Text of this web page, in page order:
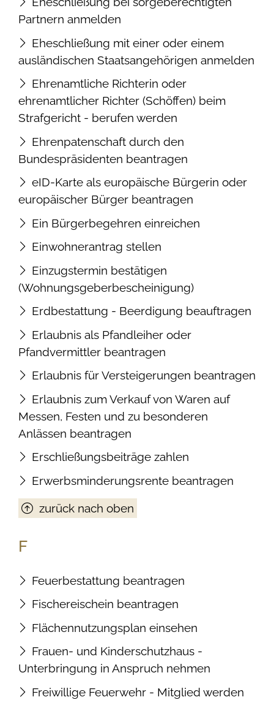
Partnern anmelden
Eheschließung mit einer oder einem
ausländischen Staatsangehörigen anmelden
Ehrenamtliche Richterin oder
ehrenamtlicher Richter (Schöffen) beim
Strafgericht - berufen werden
Ehrenpatenschaft durch den
Bundespräsidenten beantragen
eID-Karte als europäische Bürgerin oder
europäischer Bürger beantragen
Ein Bürgerbegehren einreichen
Einwohnerantrag stellen
Einzugstermin bestätigen
(Wohnungsgeberbescheinigung)
Erdbestattung - Beerdigung beauftragen
Erlaubnis als Pfandleiher oder
Pfandvermittler beantragen
Erlaubnis für Versteigerungen beantragen
Erlaubnis zum Verkauf von Waren auf
Messen, Festen und zu besonderen
Anlässen beantragen
Erschließungsbeiträge zahlen
Erwerbsminderungsrente beantragen
zurück nach oben
F
Feuerbestattung beantragen
Fischereischein beantragen
Flächennutzungsplan einsehen
Frauen- und Kinderschutzhaus -
Unterbringung in Anspruch nehmen
Freiwillige Feuerwehr - Mitglied werden